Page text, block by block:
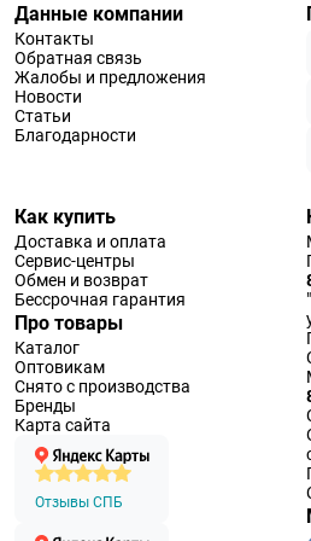
Данные компании
Контакты
Обратная связь
Жалобы и предложения
Новости
Статьи
Благодарности
Как купить
Доставка и оплата
Сервис-центры
Обмен и возврат
Бессрочная гарантия
Про товары
Каталог
Оптовикам
Снято с производства
Бренды
Карта сайта
Отзывы СПБ